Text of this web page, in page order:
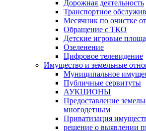
Дорожная деятельность
Транспортное
Месячник по очистке
Обращение с ТКО
Детские игровые
Озеленение
Цифровое телевидение
Имущество и земельные
Муниципальное
Публичные сервитуты
АУКЦИОНЫ
Предоставление
многодетным
Приватизация
решение о выявлении